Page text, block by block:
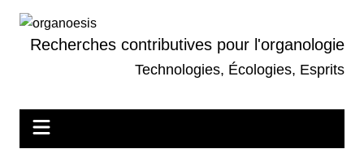
contenuRecherches contributives pour l'organologie
Technologies, Écologies, Esprits